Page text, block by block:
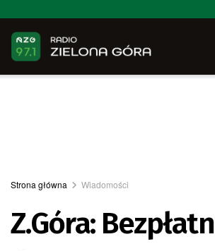
Strona główna Wiadomości
Z.Góra: